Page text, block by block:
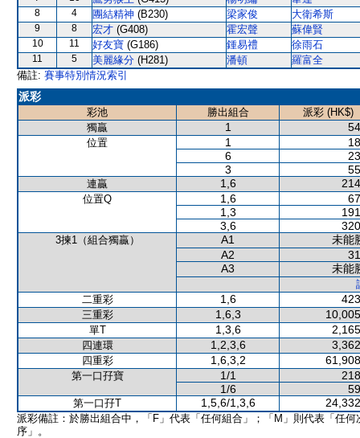
8 4 團結精神 (B230) 梁家俊 大衛希斯
9 8 宏才 (G408) 霍宏聲 蘇偉賢
10 11 好友寶 (G186) 鍾易禮 徐雨石
11 5 美麗緣分 (H281) 潘頓
羅富全
備註: 賽事特別情況索引
派彩
彩池 勝出組合
派彩 (HK$)
獨贏
1
位置 1
6
3
連贏 1,6
位置Q 1,6
1,3
3,6
3揀1（組合獨贏） A1
未能
A2
A3
未能
二重彩
1,6
三重彩 1,6,3
單T 1,3,6
四連環 1,2,3,6
四重彩 1,6,3,2
第一口孖寶 1/1
1/6
第一口孖T 1,5,6/1,3,6
派彩備註：於勝出組合中，「F」代表「任何組合」；「M」則代表「任何
序」。